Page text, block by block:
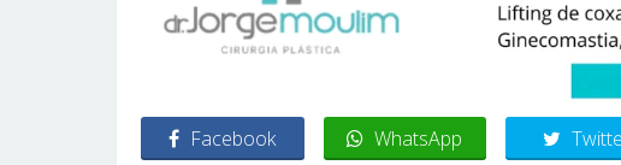
Facebook WhatsApp